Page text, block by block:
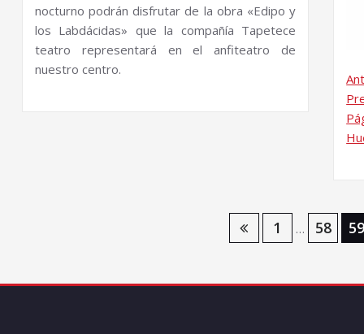
nocturno podrán disfrutar de la obra «Edipo y
los Labdácidas» que la compañía Tapetece
teatro representará en el anfiteatro de
nuestro centro.
1 … 58 59